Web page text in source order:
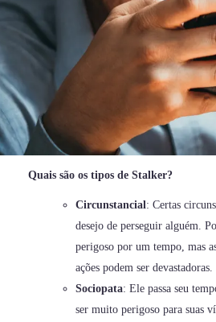
Quais são os tipos de Stalker?
Circunstancial : Certas
desejo de perseguir alguém.
perigoso por um tempo, mas
ações podem ser devastadoras.
Sociopata: Ele passa seu
ser muito perigoso para suas